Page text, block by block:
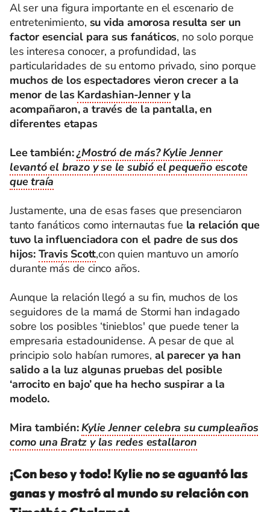
Al ser una figura importante en el escenario de
entretenimiento, su vida amorosa resulta ser un
factor esencial para sus fanáticos, no solo porque
les interesa conocer, a profundidad, las
particularidades de su entorno privado, sino porque
muchos de los espectadores vieron crecer a la
menor de las Kardashian-Jenner y la
acompañaron, a través de la pantalla, en
diferentes etapas
Lee también:¿Mostró de más? Kylie Jenner
levantó el brazo y se le subió el pequeño escote
que traía
Justamente, una de esas fases que presenciaron
tanto fanáticos como internautas fue la relación que
tuvo la influenciadora con el padre de sus dos
hijos: Travis Scott,con quien mantuvo un amorío
durante más de cinco años.
Aunque la relación llegó a su fin, muchos de los
seguidores de la mamá de Stormi han indagado
sobre los posibles ‘tinieblos' que puede tener la
empresaria estadounidense. A pesar de que al
principio solo habían rumores, al parecer ya han
salido a la luz algunas pruebas del posible
‘arrocito en bajo’ que ha hecho suspirar a la
modelo.
Mira también:Kylie Jenner celebra su cumpleaños
como una Bratz y las redes estallaron
¡Con beso y todo! Kylie no se aguantó las
ganas y mostró al mundo su relación con